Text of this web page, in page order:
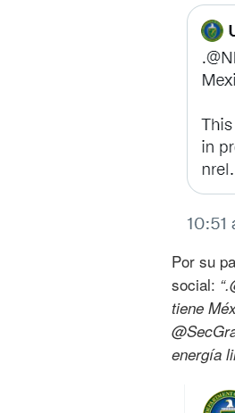
Por su
social:
tiene
energía